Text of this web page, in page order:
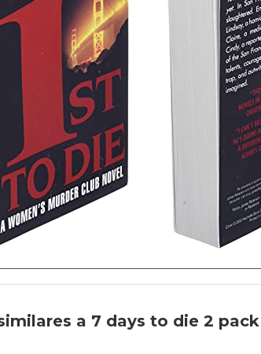
a 7 days to die 2 pack